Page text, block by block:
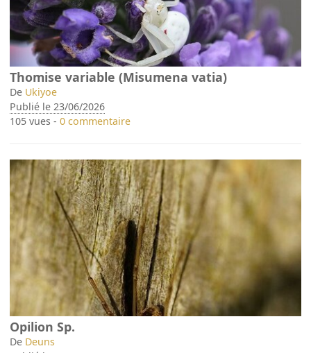
Thomise variable (Misumena vatia)
De Ukiyoe
Publié le 23/06/2026
105 vues -0 commentaire
Opilion Sp.
De Deuns